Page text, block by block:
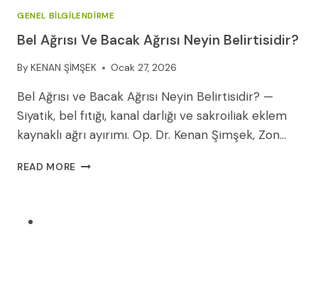
GENEL BILGILENDIRME
Bel Ağrısı Ve Bacak Ağrısı Neyin Belirtisidir?
By KENAN ŞİMŞEK Ocak 27, 2026
Bel Ağrısı ve Bacak Ağrısı Neyin Belirtisidir? —
Siyatik, bel fıtığı, kanal darlığı ve sakroiliak eklem
kaynaklı ağrı ayırımı. Op. Dr. Kenan Şimşek, Zon…
READ MORE BEL